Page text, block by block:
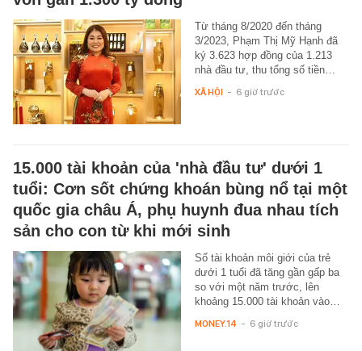
Từ tháng 8/2020 đến tháng
3/2023, Phạm Thị Mỹ Hạnh đã
ký 3.623 hợp đồng của 1.213
nhà đầu tư, thu tổng số tiền…
XÃ HỘI - 6 giờ trước
15.000 tài khoản của 'nhà đầu tư' dưới 1
tuổi: Cơn sốt chứng khoán bùng nổ tại một
quốc gia châu Á, phụ huynh đua nhau tích
sản cho con từ khi mới sinh
Số tài khoản môi giới của trẻ
dưới 1 tuổi đã tăng gần gấp ba
so với một năm trước, lên
khoảng 15.000 tài khoản vào…
MONEY.14 - 6 giờ trước